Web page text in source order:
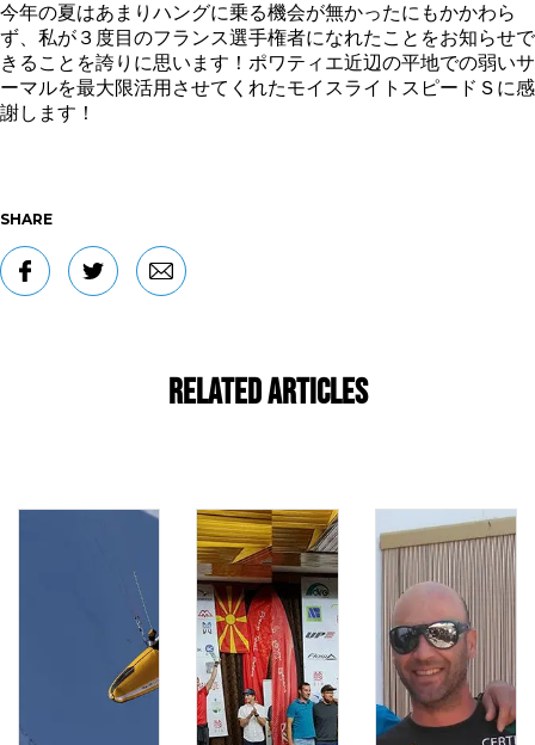
今年の夏はあまりハングに乗る機会が無かったにもかかわら
ず、私が３度目のフランス選手権者になれたことをお知らせで
きることを誇りに思います！ポワティエ近辺の平地での弱いサ
ーマルを最大限活用させてくれたモイスライトスピードＳに感
謝します！
SHARE
Related Articles